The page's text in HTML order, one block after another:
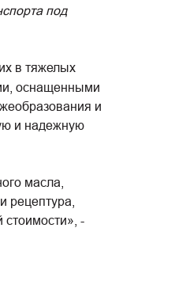
под
в тяжелых
оснащенными
и
и надежную
масла,
рецептура,
-